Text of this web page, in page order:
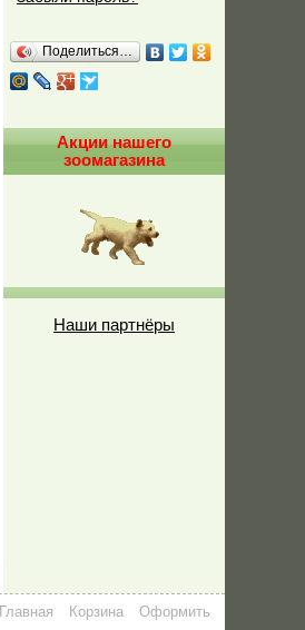
Поделиться…
Акции нашего
зоомагазина
Наши партнёры
Главная Корзина Оформить